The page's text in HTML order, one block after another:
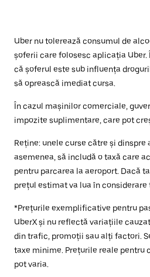
Uber nu tolerează consumul de
șoferii care folosesc aplicația Uber.
că șoferul este sub influența
să oprească imediat cursa.
În cazul mașinilor comerciale,
impozite suplimentare, care pot
Reține: unele curse către și dinspre
asemenea, să includă o taxă care
pentru parcarea la aeroport. Dacă
prețul estimat va lua în
*Prețurile exemplificative pentru
UberX și nu reflectă variațiile
din trafic, promoții sau alți factori.
taxe minime. Prețurile reale pentru
pot varia.